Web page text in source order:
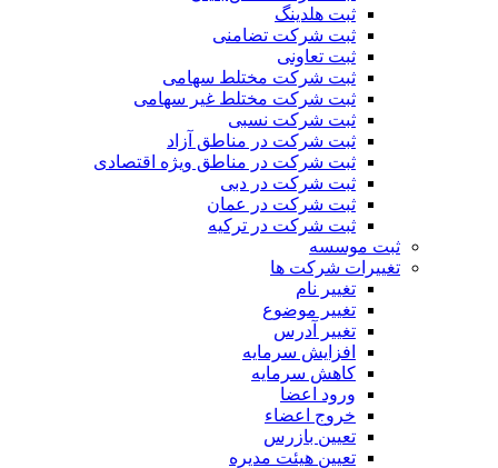
ثبت هلدینگ
ثبت شرکت تضامنی
ثبت تعاونی
ثبت شرکت مختلط سهامی
ثبت شرکت مختلط غیر سهامی
ثبت شرکت نسبی
ثبت شرکت در مناطق آزاد
ثبت شرکت در مناطق ویژه اقتصادی
ثبت شرکت در دبی
ثبت شرکت در عمان
ثبت شرکت در ترکیه
ثبت موسسه
تغییرات شرکت ها
تغییر نام
تغییر موضوع
تغییر آدرس
افزایش سرمایه
کاهش سرمایه
ورود اعضا
خروج اعضاء
تعیین بازرس
تعیین هیئت مدیره